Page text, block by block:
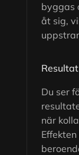
byggas
åt sig,
Du ser
när